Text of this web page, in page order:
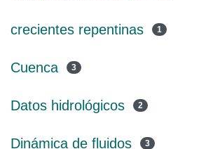
crecientes repentinas 1
Cuenca 3
Datos hidrológicos 2
Dinámica de fluidos 3